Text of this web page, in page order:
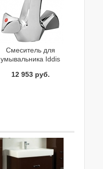
Смеситель для
умывальника Iddis
12 953 руб.